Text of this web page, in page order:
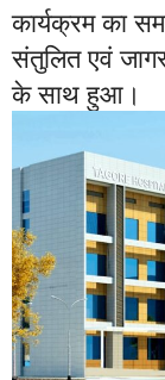
कार्यक्रम का
संतुलित एवं
के साथ हुआ।